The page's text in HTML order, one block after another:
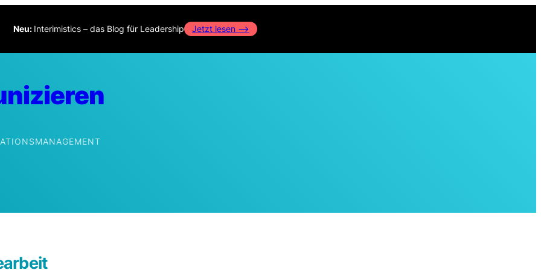
Neu: Interimistics – das Blog für Leadership Jetzt lesen –>